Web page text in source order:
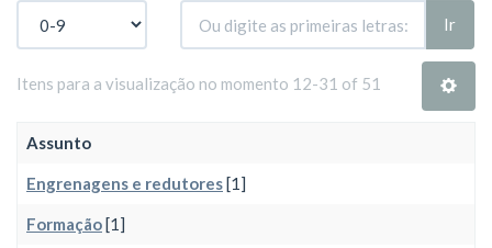
Ir
Itens para a visualização no momento 12-31 of 51
Assunto
Engrenagens e redutores[1]
Formação[1]